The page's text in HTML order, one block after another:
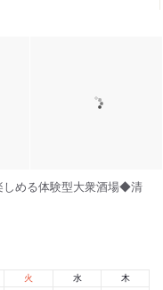
しめる体験型大衆酒場◆清
火 水 木